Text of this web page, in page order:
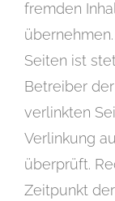
fremden
Seiten ist
Betreiber
verlinkten
Verlinkung
überprüft.
Zeitpunkt